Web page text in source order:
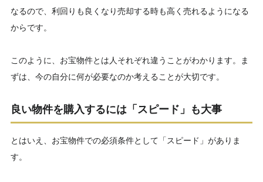
なるので、利回りも良くなり売却する時も高く売れるようになる
からです。
このように、お宝物件とは人それぞれ違うことがわかります。ま
ずは、今の自分に何が必要なのか考えることが大切です。
良い物件を購入するには「スピード」も大事
とはいえ、お宝物件での必須条件として「スピード」がありま
す。